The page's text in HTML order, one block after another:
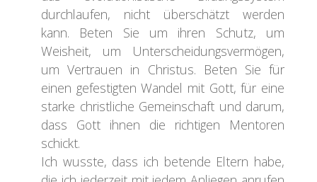
durchlaufen, nicht überschätzt werden
kann. Beten Sie um ihren Schutz, um
Weisheit, um Unterscheidungsvermögen,
um Vertrauen in Christus. Beten Sie für
einen gefestigten Wandel mit Gott, für eine
starke christliche Gemeinschaft und darum,
dass Gott ihnen die richtigen Mentoren
schickt.
Ich wusste, dass ich betende Eltern habe,